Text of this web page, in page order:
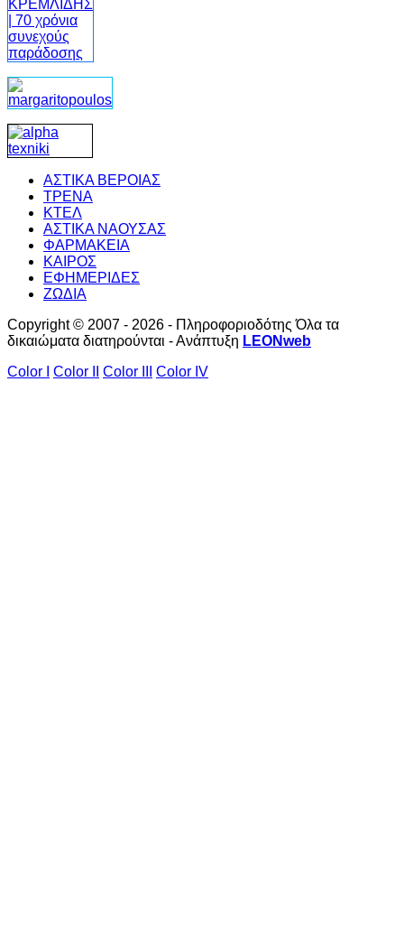
ΑΣΤΙΚΑ ΒΕΡΟΙΑΣ
ΤΡΕΝΑ
ΚΤΕΛ
ΑΣΤΙΚΑ ΝΑΟΥΣΑΣ
ΦΑΡΜΑΚΕΙΑ
ΚΑΙΡΟΣ
ΕΦΗΜΕΡΙΔΕΣ
ΖΩΔΙΑ
Copyright © 2007 - 2026 - Πληροφοριοδότης Όλα τα
δικαιώματα διατηρούνται - Ανάπτυξη LEONweb
Color I
Color II Color III Color IV